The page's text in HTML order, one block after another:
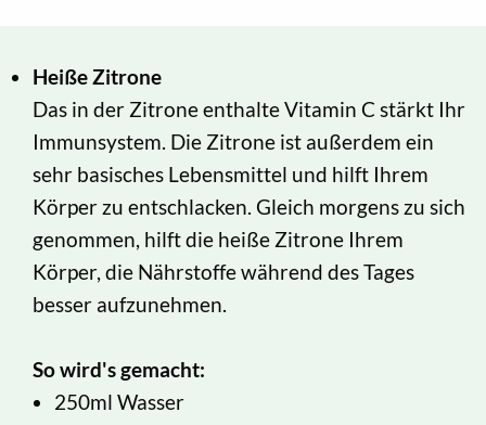
Heiße Zitrone
Das in der Zitrone enthalte Vitamin C stärkt Ihr
Immunsystem. Die Zitrone ist außerdem ein
sehr basisches Lebensmittel und hilft Ihrem
Körper zu entschlacken. Gleich morgens zu sich
genommen, hilft die heiße Zitrone Ihrem
Körper, die Nährstoffe während des Tages
besser aufzunehmen.
So wird's gemacht:
250ml Wasser